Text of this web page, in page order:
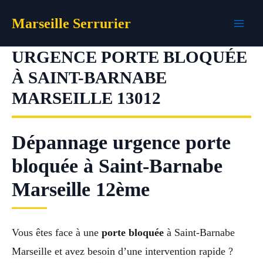
Marseille Serrurier
URGENCE PORTE BLOQUÉE
À SAINT-BARNABE
MARSEILLE 13012
Dépannage urgence porte
bloquée à Saint-Barnabe
Marseille 12ème
Vous êtes face à une porte bloquée à Saint-Barnabe
Marseille et avez besoin d’une intervention rapide ?